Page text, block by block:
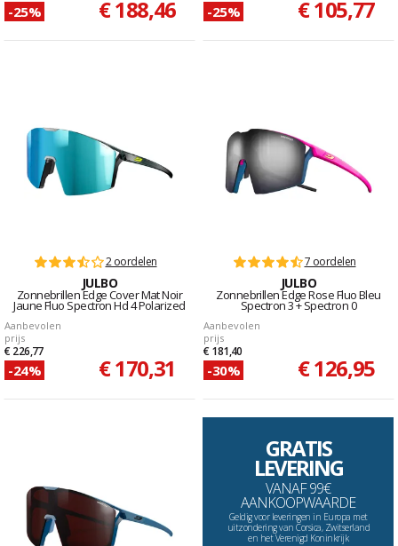
-25% € 188,46 -25% € 105,77
2 oordelen
JULBO
Zonnebrillen Edge Cover Mat Noir
Jaune Fluo Spectron Hd 4 Polarized
Aanbevolen
prijs
€ 226,77
-24% € 170,31
7 oordelen
JULBO
Zonnebrillen Edge Rose Fluo Bleu
Spectron 3 + Spectron 0
Aanbevolen
prijs
€ 181,40
-30% € 126,95
GRATIS
LEVERING
VANAF 99€
AANKOOPWAARDE
Geldig voor leveringen in Europa met
uitzondering van Corsica, Zwitserland
en het Verenigd Koninkrijk